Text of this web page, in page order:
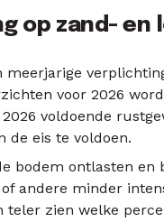
op zand- en
voor 2026
voldoende
de eis te voldoen.
bodem ontlasten
andere minder
teler zien welke